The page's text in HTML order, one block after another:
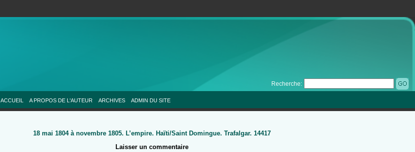
Recherche:
ACCUEIL A PROPOS DE L'AUTEUR ARCHIVES ADMIN DU SITE
18 mai 1804 à novembre 1805. L’empire. Haïti/Saint Domingue. Trafalgar. 14417
Laisser un commentaire